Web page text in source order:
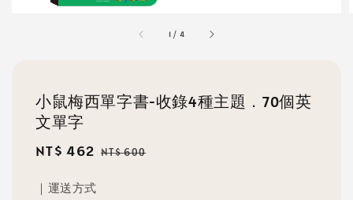
1 / 4
小鼠梅西單字書-收錄4種主題．70個英
文單字
Sale
NT$ 462 Regular
NT$ 600
｜運送方式